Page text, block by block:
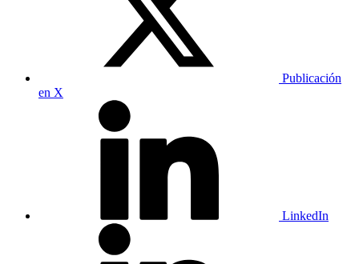
Publicación
en X
LinkedIn